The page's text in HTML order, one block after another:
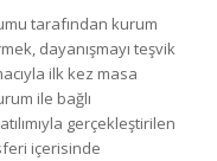
tarafından kurum
dayanışmayı teşvik
ilk kez masa
ile bağlı
gerçekleştirilen
içerisinde